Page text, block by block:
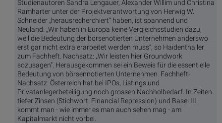
Studienautoren Sandra Lengauer, Alexander Willim und Christina
Ramharter unter der Projektverantwortung von Herwig W.
Schneider „herausrecherchiert“ haben, ist spannend und
Neuland. „Wir haben in Europa keine Vergleichsstudien dazu,
weil die Bedeutung der börsenotierten Unternehmen anderswo
erst gar nicht extra erarbeitet werden muss”, so Haidenthaller
zum Fachheft. Nachsatz: „Wir leisten hier Groundwork
sozusagen”. Herausgekommen sei ein Beweis für die essentielle
Bedeutung von börsennotierten Unternehmen. Fachheft-
Nachsatz: Österreich hat bei IPOs, Listings und
Privatanlegerbeteiligung noch grossen Nachholbedarf. In Zeiten
tiefer Zinsen (Stichwort: Financial Repression) und Basel III
kommt man - wie immer es man auch sehen mag - am
Kapitalmarkt nicht vorbei.